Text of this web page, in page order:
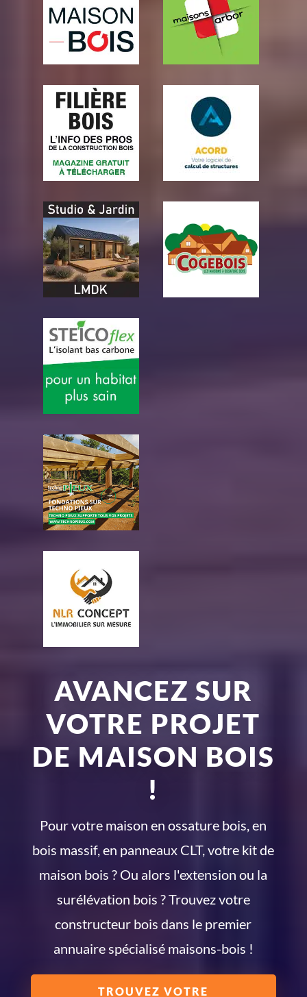
AVANCEZ SUR
VOTRE PROJET
DE MAISON BOIS
!
Pour votre maison en ossature bois, en
bois massif, en panneaux CLT, votre kit de
maison bois ? Ou alors l'extension ou la
surélévation bois ? Trouvez votre
constructeur bois dans le premier
annuaire spécialisé maisons-bois !
TROUVEZ VOTRE